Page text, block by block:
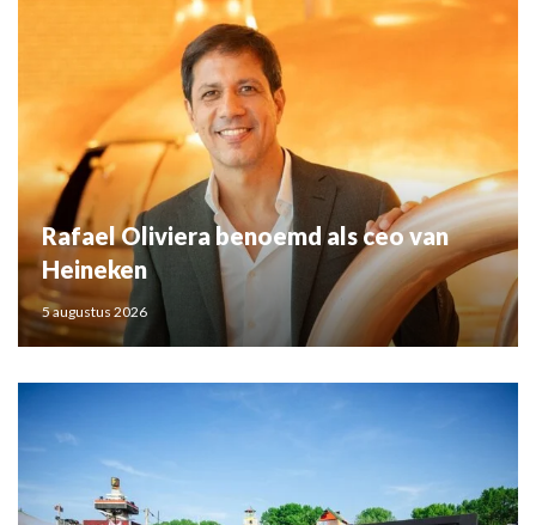
Rafael Oliviera benoemd als ceo van
Heineken
5 augustus 2026